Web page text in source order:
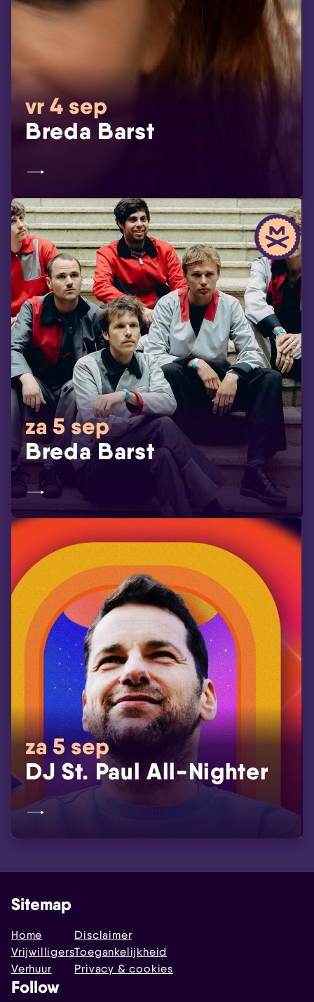
vr 4 sep
Breda Barst
za 5 sep
Breda Barst
za 5 sep
DJ St. Paul All-Nighter
Sitemap
Home
Vrijwilligers
Verhuur
Disclaimer
Toegankelijkheid
Privacy & cookies
Follow